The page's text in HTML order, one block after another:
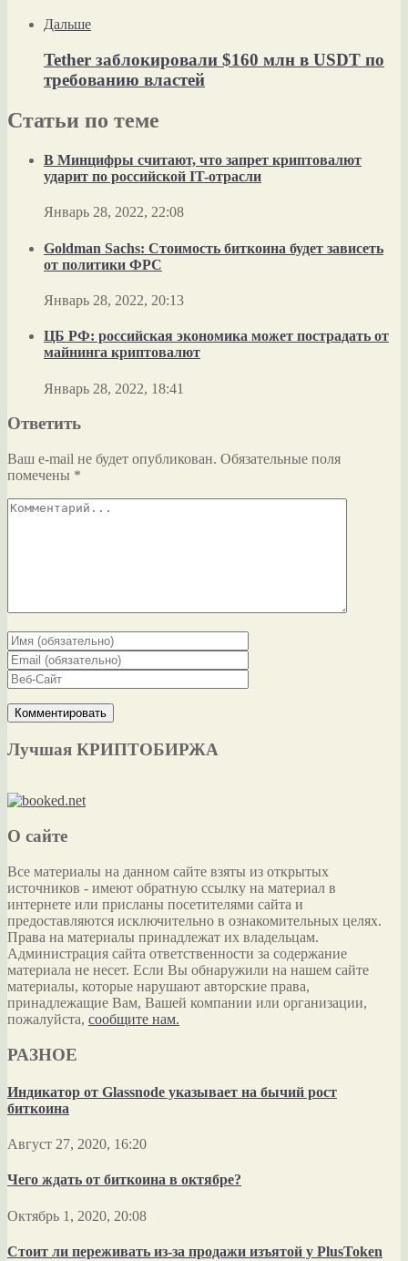
Дальше
Tether заблокировали $160 млн в USDT по
требованию властей
Статьи по теме
В Минцифры считают, что запрет криптовалют
ударит по российской IT-отрасли
Январь 28, 2022, 22:08
Goldman Sachs: Стоимость биткоина будет зависеть
от политики ФРС
Январь 28, 2022, 20:13
ЦБ РФ: российская экономика может пострадать от
майнинга криптовалют
Январь 28, 2022, 18:41
Ответить
Ваш e-mail не будет опубликован. Обязательные поля
помечены *
Лучшая КРИПТОБИРЖА
О сайте
Все материалы на данном сайте взяты из открытых
источников - имеют обратную ссылку на материал в
интернете или присланы посетителями сайта и
предоставляются исключительно в ознакомительных целях.
Права на материалы принадлежат их владельцам.
Администрация сайта ответственности за содержание
материала не несет. Если Вы обнаружили на нашем сайте
материалы, которые нарушают авторские права,
принадлежащие Вам, Вашей компании или организации,
пожалуйста, сообщите нам.
РАЗНОЕ
Индикатор от Glassnode указывает на бычий рост
биткоина
Август 27, 2020, 16:20
Чего ждать от биткоина в октябре?
Октябрь 1, 2020, 20:08
Стоит ли переживать из-за продажи изъятой у PlusToken